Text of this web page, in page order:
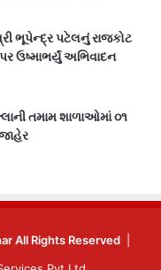
ભૂપેન્દ્ર પટેલનું રાજકોટ
ઉષ્માભર્યું અભિવાદન
તમામ શાળાઓમાં ૦૧
All Rights Reserved